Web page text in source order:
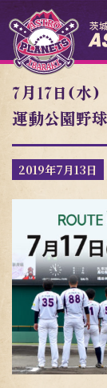
7月17日(水)
運動公園野
2019年7月13日